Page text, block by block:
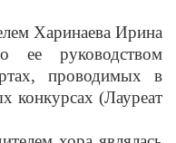
Харинаева Ирина
ее руководством
проводимых в
конкурсах (Лауреат